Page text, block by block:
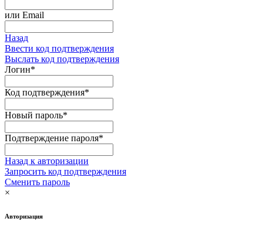
или Email
Назад
Ввести код подтверждения
Выслать код подтверждения
Логин*
Код подтверждения*
Новый пароль*
Подтверждение пароля*
Назад к авторизации
Запросить код подтверждения
Сменить пароль
×
Авторизация